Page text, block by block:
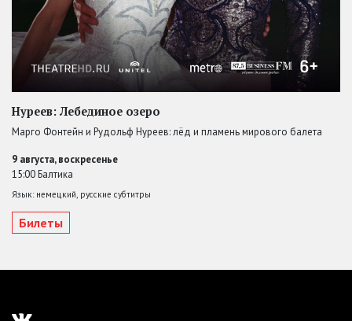
Нуреев: Лебединое озеро
Марго Фонтейн и Рудольф Нуреев: лёд и пламень мирового балета
9 августа, воскресенье
15:00 Балтика
Язык: немецкий, русские субтитры
Билеты